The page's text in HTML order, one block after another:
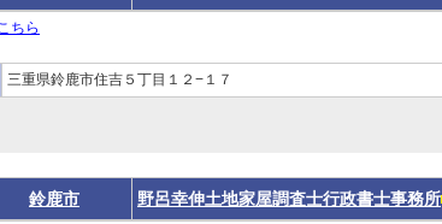
ちら
三重県鈴鹿市住吉５丁目１２−１７
鈴鹿市 野呂幸伸土地家屋調査士行政書士事務所